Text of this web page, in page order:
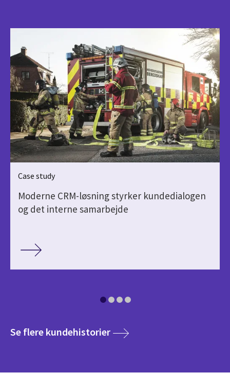
Case study
Moderne CRM-løsning styrker kundedialogen
og det interne samarbejde
Se flere kundehistoriermedia